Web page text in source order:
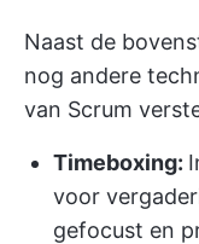
Naast de
nog andere
van Scrum
Timeboxing:
voor
gefocust en